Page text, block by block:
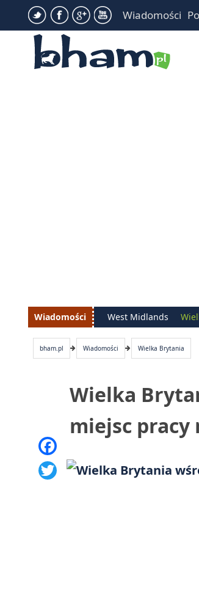
Wiadomości
Wiadomości West Midlands
bham.pl Wiadomości Wielka Brytania
Wielka
miejsc pracy